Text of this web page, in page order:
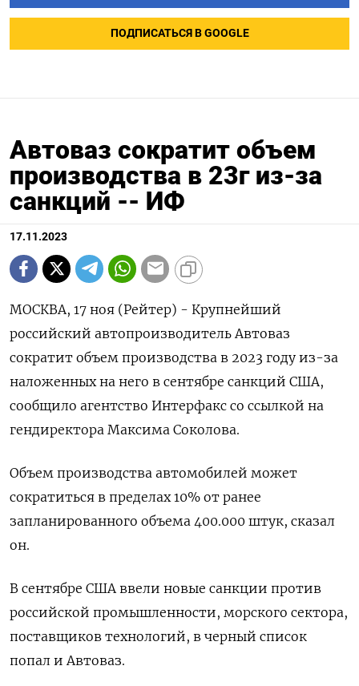
ПОДПИСАТЬСЯ В GOOGLE
Автоваз сократит объем
производства в 23г из-за
санкций -- ИФ
17.11.2023
МОСКВА, 17 ноя (Рейтер) - Крупнейший
российский автопроизводитель Автоваз
сократит объем производства в 2023 году из-за
наложенных на него в сентябре санкций США,
сообщило агентство Интерфакс со ссылкой на
гендиректора Максима Соколова.
Объем производства автомобилей может
сократиться в пределах 10% от ранее
запланированного объема 400.000 штук, сказал
он.
В сентябре США ввели новые санкции против
российской промышленности, морского сектора,
поставщиков технологий, в черный список
попал и Автоваз.